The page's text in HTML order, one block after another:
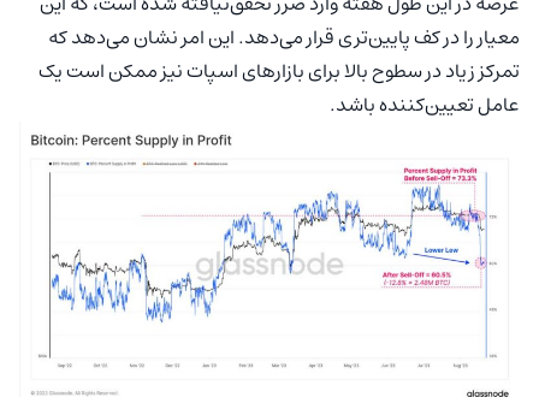
معیار را در کف پایین‌تری قرار می‌دهد. این امر نشان می‌دهد که
تمرکز زیاد در سطوح بالا برای بازارهای اسپات نیز ممکن است یک
عامل تعیین‌کننده باشد.